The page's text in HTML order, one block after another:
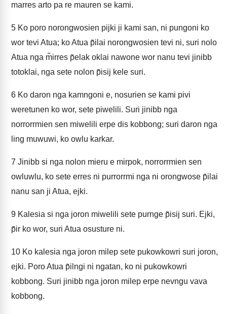
marres arto pa re mauren se kami.
5 Ko poro norongwosien pijki ji kami san, ni pungoni ko
wor tevi Atua; ko Atua p̃ilai norongwosien tevi ni, suri nolo
Atua nga m̃irres p̃elak oklai nawone wor nanu tevi jinibb
totoklai, nga sete nolon p̃isij kele suri.
6 Ko daron nga kamngoni e, nosurien se kami pivi
weretunen ko wor, sete piwelili. Suri jinibb nga
norrorrmien sen miwelili erpe dis kobbong; suri daron nga
ling muwuwi, ko owlu karkar.
7 Jinibb si nga nolon mieru e mirpok, norrorrmien sen
owluwlu, ko sete erres ni purrorrmi nga ni orongwose p̃ilai
nanu san ji Atua, ejki.
9 Kalesia si nga joron miwelili sete purnge p̃isij suri. Ejki,
p̃ir ko wor, suri Atua osusture ni.
10 Ko kalesia nga joron milep sete pukowkowri suri joron,
ejki. Poro Atua p̃ilngi ni ngatan, ko ni pukowkowri
kobbong. Suri jinibb nga joron milep erpe nevngu vava
kobbong.